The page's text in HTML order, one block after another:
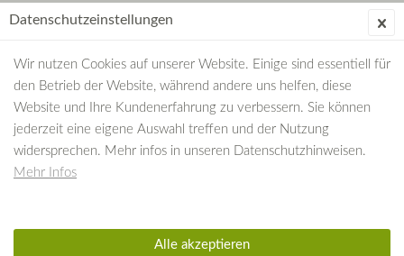
SCHWEDISCHER KACHELOFEN – SCHÖNE
Schwedische Kachelöfen sind etwas Besonderes. Im nordischen
Klima ist zuverlässige Ofenwärme lebenswichtig. So trat der
schwedische Kachelofen schon vor 200 Jahren seinen
Siegeszug in ganz...mehr erfahren »
Datenschutzeinstellungen
Wir nutzen Cookies auf unserer Website. Einige sind essentiell für
den Betrieb der Website, während andere uns helfen, diese
Website und Ihre Kundenerfahrung zu verbessern. Sie können
jederzeit eine eigene Auswahl treffen und der Nutzung
widersprechen. Mehr infos in unseren Datenschutzhinweisen.
Mehr Infos
Alle akzeptieren